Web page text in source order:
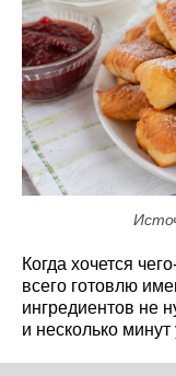
Когда хочется
всего готовлю
ингредиентов не
и несколько